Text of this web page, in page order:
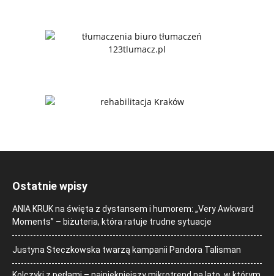
Ostatnie wpisy
ANIA KRUK na święta z dystansem i humorem: „Very Awkward
Moments” – biżuteria, która ratuje trudne sytuacje
Justyna Steczkowska twarzą kampanii Pandora Talisman